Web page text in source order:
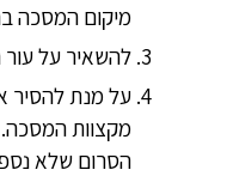
מיקום המסכה
להשאיר על עור
על מנת להסיר
מקצוות
הסרום שלא